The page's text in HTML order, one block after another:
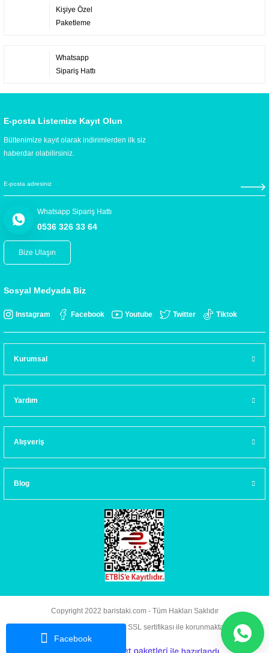
Facebook
Kişiye Özel
Paketleme
Whatsapp
Sipariş Hattı
E-posta Listemize Kayıt Olun
Bültenimize kayıt olarak indirimlerden ilk siz
haberdar olabilirsiniz.
Whatsapp Sipariş Hattı
0536 326 33 64
Bize Ulaşın
Sosyal Medyada Biz
Instagram Facebook Youtube Twitter Tiktok
Kurumsal
Yardım
Alışveriş
Blog
Copyright 2022 baristaki.com - Tüm Hakları Saklıdır
Kredi kartı bilgileriniz 256bit SSL sertifikası ile korunmaktadır.
e- ile